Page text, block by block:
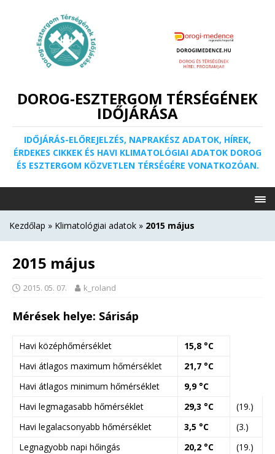
DOROG-ESZTERGOM TÉRSÉGÉNEK
IDŐJÁRÁSA
IDŐJÁRÁS-ELŐREJELZÉS, NAPRAKÉSZ ADATOK, HÍREK,
ÉRDEKES CIKKEK ÉS HAVI KLIMATOLÓGIAI ADATOK DOROG
ÉS ESZTERGOM KÖZVETLEN TÉRSÉGÉRE VONATKOZÓAN.
Kezdőlap » Klimatológiai adatok » 2015 május
2015 május
2015. 05. 07. k_roland
Mérések helye: Sárisáp
Havi középhőmérséklet
15,8 °C
Havi átlagos maximum hőmérséklet
21,7 °C
Havi átlagos minimum hőmérséklet
9,9 °C
Havi legmagasabb hőmérséklet
29,3 °C
(19.)
Havi legalacsonyabb hőmérséklet
3,5 °C
(3.)
Legnagyobb napi hőingás
20,2 °C
(19.)